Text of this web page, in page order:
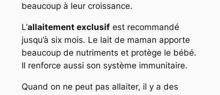
beaucoup à leur croissance.
L’allaitement exclusifest recommandé
jusqu’à six mois. Le lait de maman apporte
beaucoup de nutriments et protège le bébé.
Il renforce aussi son système immunitaire.
Quand on ne peut pas allaiter, il y a des